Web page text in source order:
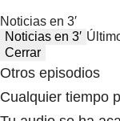
Noticias en 3′
Noticias en 3′
Cerrar
Otros episodios
Cualquier tiempo